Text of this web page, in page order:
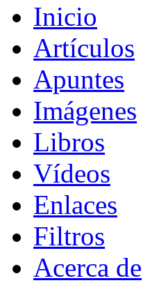
Inicio
Artículos
Apuntes
Imágenes
Libros
Vídeos
Enlaces
Filtros
Acerca de